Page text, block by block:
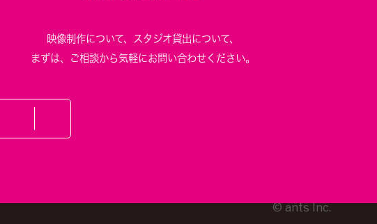
映像制作について、
スタジオ貸出について、
まずは、
ご相談から気軽にお問い合わせください。
© ants Inc.